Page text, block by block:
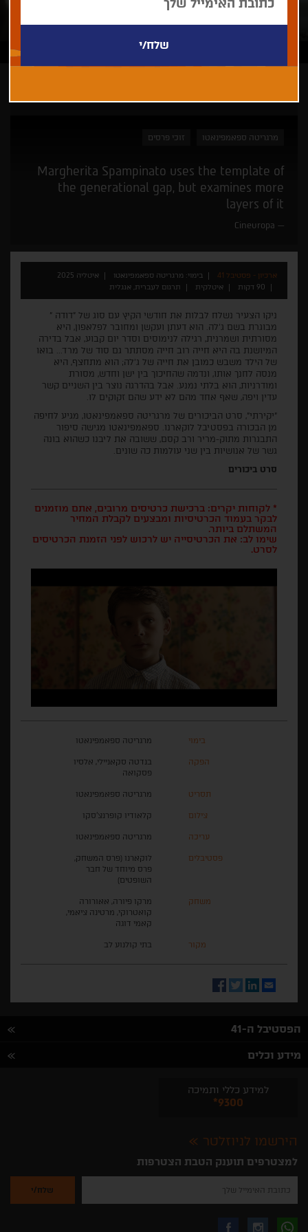
מרגריטה ספאמפינאטו זוכי פרסים
Margherita Spampinato uses the template of
the generational gap, but examines more
layers of it
Cineuropa
ארכיון - פסטיבל 41 בימוי: מרגריטה ספאמפינאטו
איטליה 2025
90 דקות
איטלקית תרגום לעברית, אנגלית
ניקו הצעיר נשלח לבלות את חודשי הקיץ עם סוג של "דודה "
מבוגרת בשם ג'לה. הוא דעתן ועקשן ומחובר לפלאפון, היא
מסורתית ושמרנית, רגילה לנימוסים וסדר יום קבוע, אבל בדירה
המיושנת בה היא חייה רוב חייה מסתתר גם סוד של מרד... בואו
של הילד משבש כמובן את חייה של ג'לה; הוא מתחצף, היא
מנסה לחנך אותו, ונדמה שהחיכוך בין ישן וחדש, מסורת
ומודרניות, הוא בלתי נמנע. אבל בהדרגה נוצר בין השניים קשר
עדין ויפה, שאף אחד מהם לא ידע שהם זקוקים לו.
"יקירתי", סרט הביכורים של מרגריטה ספאמפינאטו, מגיע לחיפה
מן הבכורה בפסטיבל לוקארנו. ספאמפינאטו מגישה סיפור
התבגרות מתוק-מריר ורב קסם, ששובה את ליבנו כשהוא בונה
גשר של אנושיות בין שני עולמות כה שונים.
סרט ביכורים
* לקוחות יקרים: ברכישת כרטיסים מרובים, אתם מוזמנים
לבקר בעמוד הכרטיסיות ומבצעים לקבלת המחיר
המשתלם ביותר.
שימו לב: את הכרטיסייה יש לרכוש לפני הזמנת הכרטיסים
לסרט.
בימוי מרגריטה ספאמפינאטו
הפקה
בנדטה סקאניילי, אלסיו
פסקואה
תסריט מרגריטה ספאמפינאטו
צילום קלאודיו קופרנצ'סקו
עריכה מרגריטה ספאמפינאטו
פסטיבלים
לוקארנו (פרס המשחק,
פרס מיוחד של חבר
השופטים)
משחק
מרקו פיורה, אאורורה
קואטרוקי, מרטינה ציאמי,
קאמי דוגה
מקור בתי קולנוע לב
Email
LinkedIn
Twitter
Facebook
הפסטיבל ה-41
מידע וכלים
למידע כללי ותמיכה
*9300
הירשמו לניוזלטר
למצטרפים תוענק הטבת הצטרפות
להזין
שלך
לקבלת עקבו